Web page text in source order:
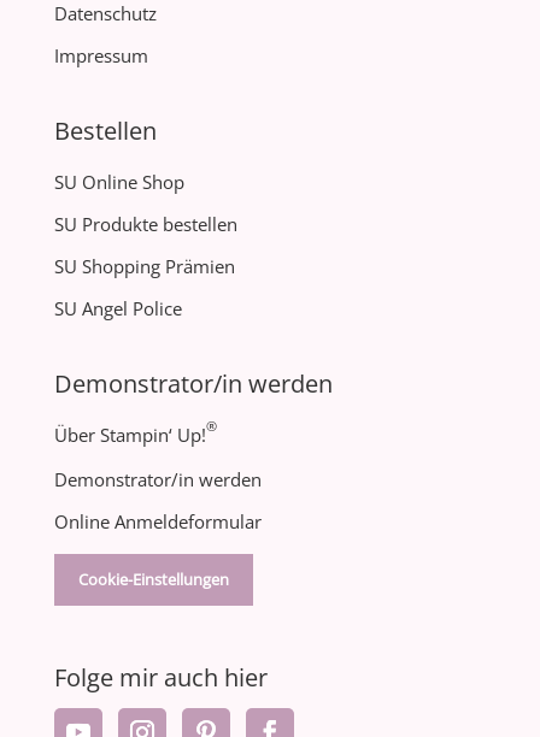
Datenschutz
Impressum
Bestellen
SU Online Shop
SU Produkte bestellen
SU Shopping Prämien
SU Angel Police
Demonstrator/in werden
Über Stampin‘ Up!®
Demonstrator/in werden
Online Anmeldeformular
Cookie-Einstellungen
Folge mir auch hier